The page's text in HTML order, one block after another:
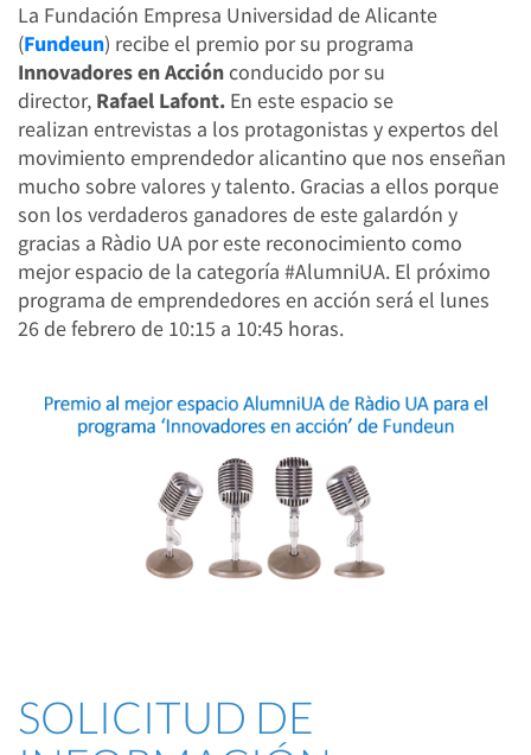
La Fundación Empresa Universidad de Alicante
(Fundeun) recibe el premio por su programa
Innovadores en Acciónconducido por su
director, Rafael Lafont. En este espacio se
realizan entrevistas a los protagonistas y expertos del
movimiento emprendedor alicantino que nos enseñan
mucho sobre valores y talento. Gracias a ellos porque
son los verdaderos ganadores de este galardón y
gracias a Ràdio UA por este reconocimiento como
mejor espacio de la categoría #AlumniUA. El próximo
programa de emprendedores en acción será el lunes
26 de febrero de 10:15 a 10:45 horas.
SOLICITUD DE